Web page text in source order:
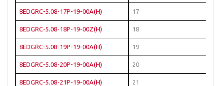
8EDGRC-5.08-17P-19-00A(H) 17
8EDGRC-5.08-18P-19-00Z(H) 18
8EDGRC-5.08-19P-19-00A(H) 19
8EDGRC-5.08-20P-19-00A(H) 20
8EDGRC-5.08-21P-19-00A(H) 21